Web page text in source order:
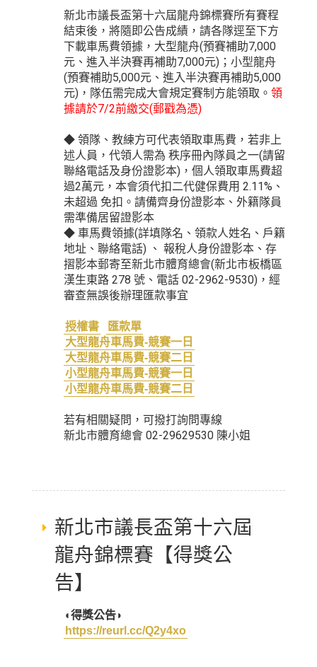
新北市議長盃第十六屆龍舟錦標賽所有賽程
結束後，將隨即公告成績，請各隊逕至下方
下載車馬費領據，大型龍舟(預賽補助7,000
元、進入半決賽再補助7,000元)；小型龍舟
(預賽補助5,000元、進入半決賽再補助5,000
元)，隊伍需完成大會規定賽制方能領取。 領
據請於7/2前繳交(郵戳為憑)
◆ 領隊、教練方可代表領取車馬費，若非上
述人員，代領人需為 秩序冊內隊員之一(請留
聯絡電話及身份證影本)，個人領取車馬費超
過2萬元，本會須代扣二代健保費用 2.11%、
未超過 免扣。請備齊身份證影本、外籍隊員
需準備居留證影本
◆ 車馬費領據(詳填隊名、領款人姓名、戶籍
地址、聯絡電話) 、 報稅人身份證影本、存
摺影本郵寄至新北市體育總會(新北市板橋區
漢生東路 278 號、電話 02-2962-9530)，經
審查無誤後辦理匯款事宜
授權書
匯款單
大型龍舟車馬費-競賽一日
大型龍舟車馬費-競賽二日
小型龍舟車馬費-競賽一日
小型龍舟車馬費-競賽二日
若有相關疑問，可撥打詢問專線
新北市體育總會 02-29629530 陳小姐
新北市議長盃第十六屆
龍舟錦標賽【得獎公
告】
◖得獎公告◗
https://reurl.cc/Q2y4xo